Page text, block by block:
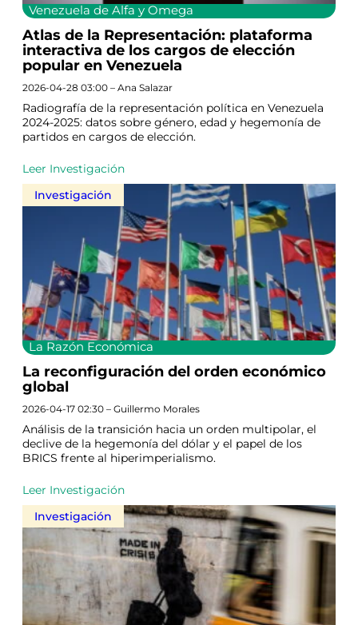
Venezuela de Alfa y Omega
Atlas de la Representación: plataforma
interactiva de los cargos de elección
popular en Venezuela
2026-04-28 03:00 – Ana Salazar
Radiografía de la representación política en Venezuela
2024-2025: datos sobre género, edad y hegemonía de
partidos en cargos de elección.
Leer Investigación
Investigación
La Razón Económica
La reconfiguración del orden económico
global
2026-04-17 02:30 – Guillermo Morales
Análisis de la transición hacia un orden multipolar, el
declive de la hegemonía del dólar y el papel de los
BRICS frente al hiperimperialismo.
Leer Investigación
Investigación